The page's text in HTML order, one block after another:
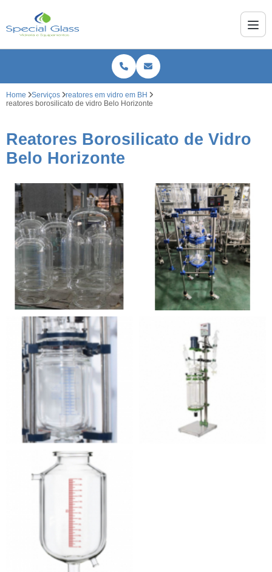
Home Serviços
reatores em vidro em BH
reatores borosilicato de vidro Belo Horizonte
Reatores Borosilicato de Vidro
Belo Horizonte